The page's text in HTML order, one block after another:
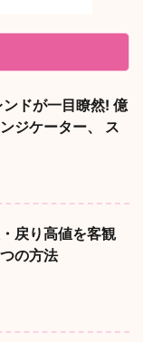
ドが一目瞭然! 億
ジケーター、 ス
戻り高値を客観
の方法